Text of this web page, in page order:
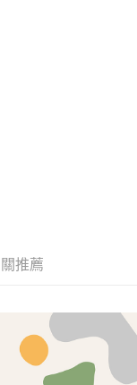
「AFTEE先享後付」
。
推薦